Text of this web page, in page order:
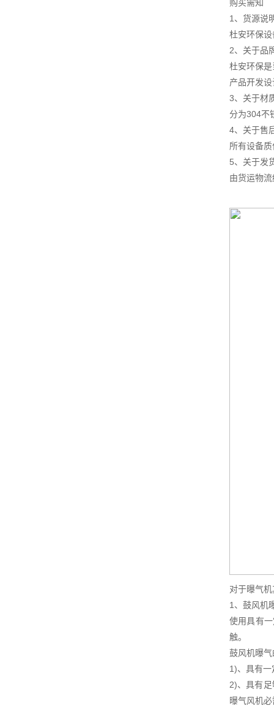
购买需知
1、货源说
杜安环保
2、关于品
杜安环保
产品开发
3、关于材
分为304不
4、关于售
所有设备
5、关于发
由货运物
对于曝气
1、鼓风机
使用具有
触。
鼓风机曝
1)、具有
2)、具有
曝气风机